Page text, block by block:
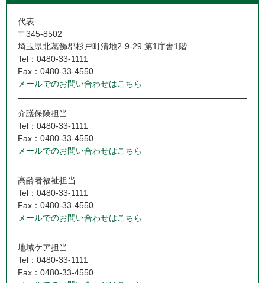
代表
〒345-8502
埼玉県北葛飾郡杉戸町清地2-9-29 第1庁舎1階
Tel：0480-33-1111
Fax：0480-33-4550
メールでのお問い合わせはこちら
介護保険担当
Tel：0480-33-1111
Fax：0480-33-4550
メールでのお問い合わせはこちら
高齢者福祉担当
Tel：0480-33-1111
Fax：0480-33-4550
メールでのお問い合わせはこちら
地域ケア担当
Tel：0480-33-1111
Fax：0480-33-4550